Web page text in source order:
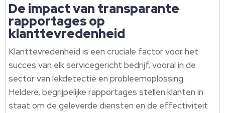
De impact van transparante
rapportages op
klanttevredenheid
Klanttevredenheid is een cruciale factor voor het
succes van elk servicegericht bedrijf, vooral in de
sector van lekdetectie en probleemoplossing.
Heldere, begrijpelijke rapportages stellen klanten in
staat om de geleverde diensten en de effectiviteit